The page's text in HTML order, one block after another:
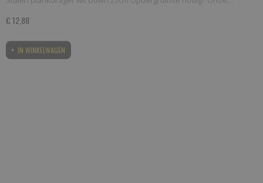
€ 12,88
IN WINKELWAGEN